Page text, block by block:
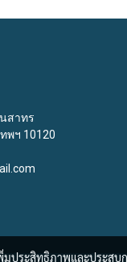
สาทร
พฯ 10120
มประสิทธิภาพและประส